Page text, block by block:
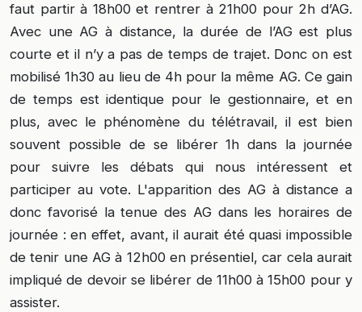
faut partir à 18h00 et rentrer à 21h00 pour 2h d’AG.
Avec une AG à distance, la durée de l’AG est plus
courte et il n’y a pas de temps de trajet. Donc on est
mobilisé 1h30 au lieu de 4h pour la même AG. Ce gain
de temps est identique pour le gestionnaire, et en
plus, avec le phénomène du télétravail, il est bien
souvent possible de se libérer 1h dans la journée
pour suivre les débats qui nous intéressent et
participer au vote. L'apparition des AG à distance a
donc favorisé la tenue des AG dans les horaires de
journée : en effet, avant, il aurait été quasi impossible
de tenir une AG à 12h00 en présentiel, car cela aurait
impliqué de devoir se libérer de 11h00 à 15h00 pour y
assister.